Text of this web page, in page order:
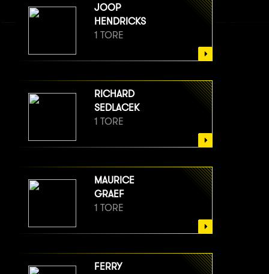
JOOP
HENDRICKS
1 TORE
RICHARD
SEDLACEK
1 TORE
MAURICE
GRAEF
1 TORE
FERRY